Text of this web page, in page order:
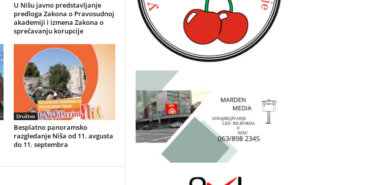
U Nišu javno predstavljanje
predloga Zakona o Pravosudnoj
akademiji i izmena Zakona o
sprečavanju korupcije
Društvo
Besplatno panoramsko
razgledanje Niša od 11. avgusta
do 11. septembra